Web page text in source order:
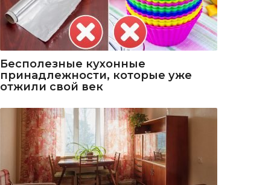
Бесполезные кухонные
принадлежности, которые уже
отжили свой век